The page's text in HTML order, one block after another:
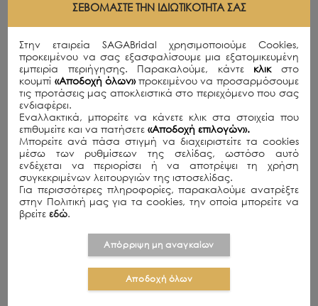
χρησιμοποιούν οι ιστότοποι περιγράφονται παρακάτω
COOKIES)
Πρόκειται για προσωρινά cookies που παραμένουν
στο αρχείο των cookies του προγράμματος
πλοήγησης της συσκευής σας μόνο κατά τη
διάρκεια της επίσκεψής σας και διαγράφονται όταν
κλείσετε το πρόγραμμα πλοήγησης.
ΜΟΝΙΜΑ COOKIES (PERSISTENT
COOKIES)
Αυτά παραμένουν στο αρχείο των cookies του
προγράμματος πλοήγησης της συσκευής σας
ακόμα και αφότου κλείσει το πρόγραμμα
παραπάνω (η ακριβής διάρκεια παραμονής
εξαρτάται από τη διάρκεια ζωής κάθε cookie). Τα
μόνιμα cookies χρησιμοποιούνται όταν ο
διαχειριστής του ιστοτόπου ενδεχομένως χρειάζεται
να γνωρίζει ποιος είστε για παραπάνω από μία
ΣΕΒΌΜΑΣΤΕ ΤΗΝ ΙΔΙΩΤΙΚΌΤΗΤΆ ΣΑΣ
Στην εταιρεία SAGABridal χρησιμοποιούμε Cookies,
προκειμένου να σας εξασφαλίσουμε μια εξατομικευμένη
εμπειρία περιήγησης. Παρακαλούμε, κάντε κλικ στο
κουμπί «Αποδοχή όλων»προκειμένου να προσαρμόσουμε
τις προτάσεις μας αποκλειστικά στο περιεχόμενο που σας
ενδιαφέρει.
Εναλλακτικά, μπορείτε να κάνετε κλικ στα στοιχεία που
επιθυμείτε και να πατήσετε«Αποδοχή επιλογών».
Μπορείτε ανά πάσα στιγμή να διαχειριστείτε τα cookies
μέσω των ρυθμίσεων της σελίδας, ωστόσο αυτό
ενδέχεται να περιορίσει ή να αποτρέψει τη χρήση
συγκεκριμένων λειτουργιών της ιστοσελίδας.
Για περισσότερες πληροφορίες, παρακαλούμε ανατρέξτε
στην Πολιτική μας για τα cookies, την οποία μπορείτε να
βρείτεεδώ.
Απόρριψη μη αναγκαίων
Αποδοχή όλων